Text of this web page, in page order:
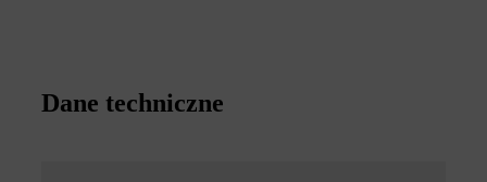
Dane techniczne